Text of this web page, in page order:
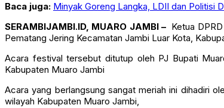
Baca juga: Minyak Goreng Langka, LDII dan Politisi
SERAMBIJAMBI.ID, MUARO JAMBI – Ketua
Pematang Jering Kecamatan Jambi Luar Kota,
Acara festival tersebut ditutup oleh PJ Bupati
Kabupaten Muaro Jambi
Acara yang berlangsung sangat meriah ini dihadiri
wilayah Kabupaten Muaro Jambi,